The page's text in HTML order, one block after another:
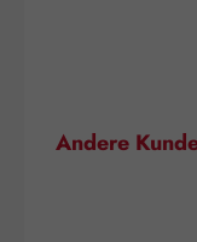
Produktgalerie
Andere